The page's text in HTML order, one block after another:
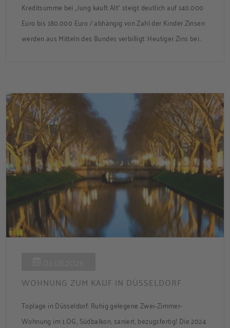
Kreditsumme bei „Jung kauft Alt“ steigt deutlich auf 140.000
Euro bis 180.000 Euro / abhängig von Zahl der Kinder Zinsen
werden aus Mitteln des Bundes verbilligt: Heutiger Zins bei
Förderzusage / Sanierung in Einzelmaßnahmen […]
WOHNUNG ZUM KAUF IN DÜSSELDORF
Toplage in Düsseldorf: Ruhig gelegene Zwei-Zimmer-
Wohnung im 1.OG, Südbalkon, saniert, bezugsfertig! Die 2024